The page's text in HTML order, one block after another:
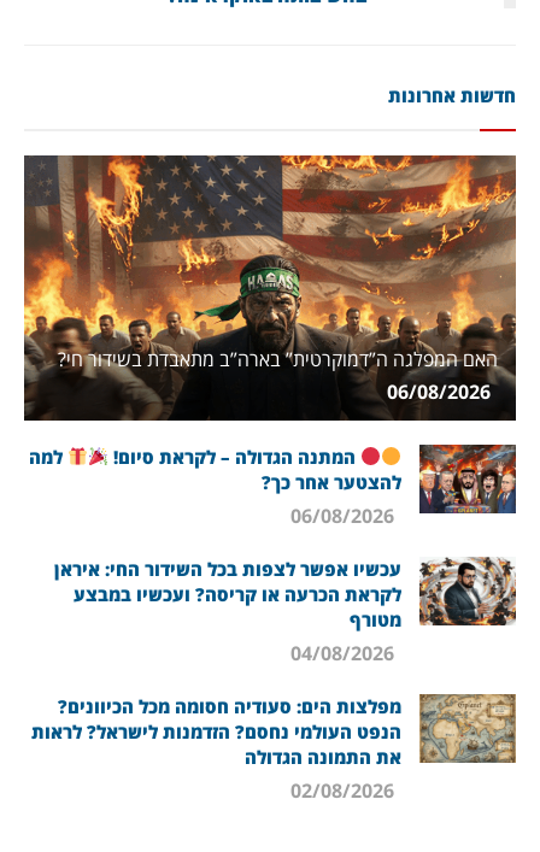
חדשות אחרונות
האם המפלגה ה”דמוקרטית” בארה”ב מתאבדת בשידור חי?
06/08/2026
המתנה הגדולה – לקראת סיום!
למה
להצטער אחר כך?
עכשיו אפשר לצפות בכל השידור החי: איראן
לקראת הכרעה או קריסה? ועכשיו במבצע
מטורף
מפלצות הים: סעודיה חסומה מכל הכיוונים?
הנפט העולמי נחסם? הזדמנות לישראל? לראות
את התמונה הגדולה